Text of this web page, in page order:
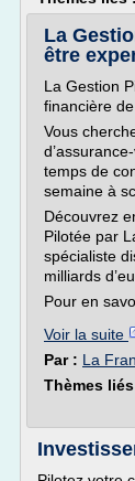
La
être
La Gestion
financière
Vous
temps de
semaine à
Découvrez
Pilotée par
spécialiste
milliards
Pour en
Voir la suite
Par : La
Thèmes